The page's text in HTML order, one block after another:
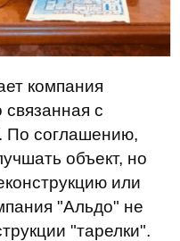
компания
с
По соглашению,
объект, но
или
"Альдо" не
"тарелки".